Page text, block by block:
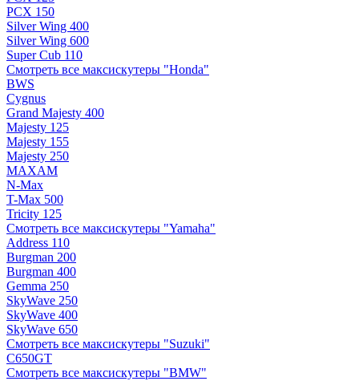
PCX 150
Silver Wing 400
Silver Wing 600
Super Cub 110
Смотреть все максискутеры "Honda"
BWS
Cygnus
Grand Majesty 400
Majesty 125
Majesty 155
Majesty 250
MAXAM
N-Max
T-Max 500
Tricity 125
Смотреть все максискутеры "Yamaha"
Address 110
Burgman 200
Burgman 400
Gemma 250
SkyWave 250
SkyWave 400
SkyWave 650
Смотреть все максискутеры "Suzuki"
C650GT
Смотреть все максискутеры "BMW"